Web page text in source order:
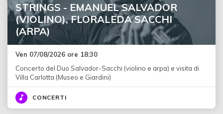
STRINGS - EMANUEL SALVADOR
(VIOLINO), FLORALEDA SACCHI
(ARPA)
Ven 07/08/2026 ore 18:30
Concerto del Duo Salvador-Sacchi (violino e arpa) e visita di
Villa Carlotta (Museo e Giardini)
CONCERTI